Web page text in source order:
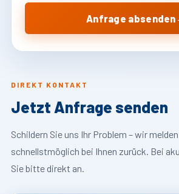
DIREKT KONTAKT
Jetzt Anfrage senden
Schildern Sie uns Ihr Problem – wir
schnellstmöglich bei Ihnen zurück. Bei
Sie bitte direkt an.
Anfrage absenden